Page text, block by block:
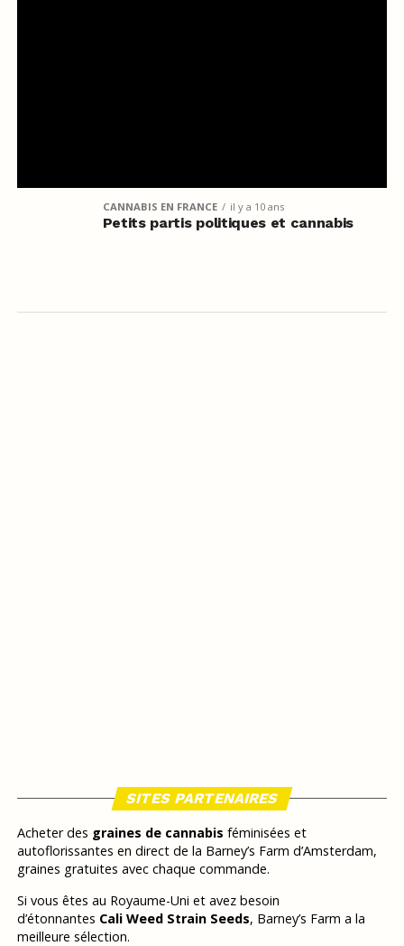
CANNABIS EN FRANCE il y a 10 ans
Petits partis politiques et cannabis
SITES PARTENAIRES
Acheter des graines de cannabis féminisées et
autoflorissantes en direct de la Barney’s Farm d’Amsterdam,
graines gratuites avec chaque commande.
Si vous êtes au Royaume-Uni et avez besoin
d’étonnantes Cali Weed Strain Seeds, Barney’s Farm a la
meilleure sélection.